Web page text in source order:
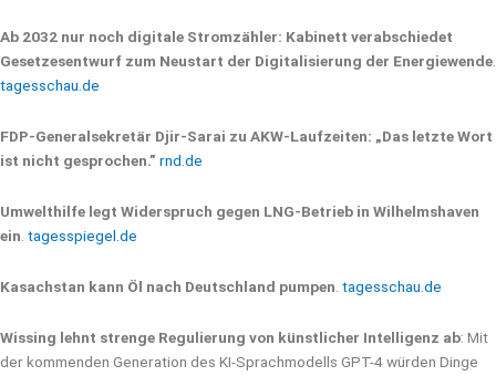
Ab 2032 nur noch digitale Stromzähler: Kabinett verabschiedet
Gesetzesentwurf zum Neustart der Digitalisierung der Energiewende.
tagesschau.de
FDP-Generalsekretär Djir-Sarai zu AKW-Laufzeiten: „Das letzte Wort
ist nicht gesprochen.” rnd.de
Umwelthilfe legt Widerspruch gegen LNG-Betrieb in Wilhelmshaven
ein. tagesspiegel.de
Kasachstan kann Öl nach Deutschland pumpen. tagesschau.de
Wissing lehnt strenge Regulierung von künstlicher Intelligenz ab: Mit
der kommenden Generation des KI-Sprachmodells GPT-4 würden Dinge